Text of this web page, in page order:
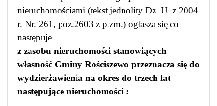
nieruchomościami (tekst jednolity Dz. U. z 2004
r. Nr. 261, poz.2603 z p.zm.) ogłasza się co
następuje.
z zasobu nieruchomości stanowiących
własność Gminy Rościszewo przeznacza się do
wydzierżawienia na okres do trzech lat
następujące nieruchomości :